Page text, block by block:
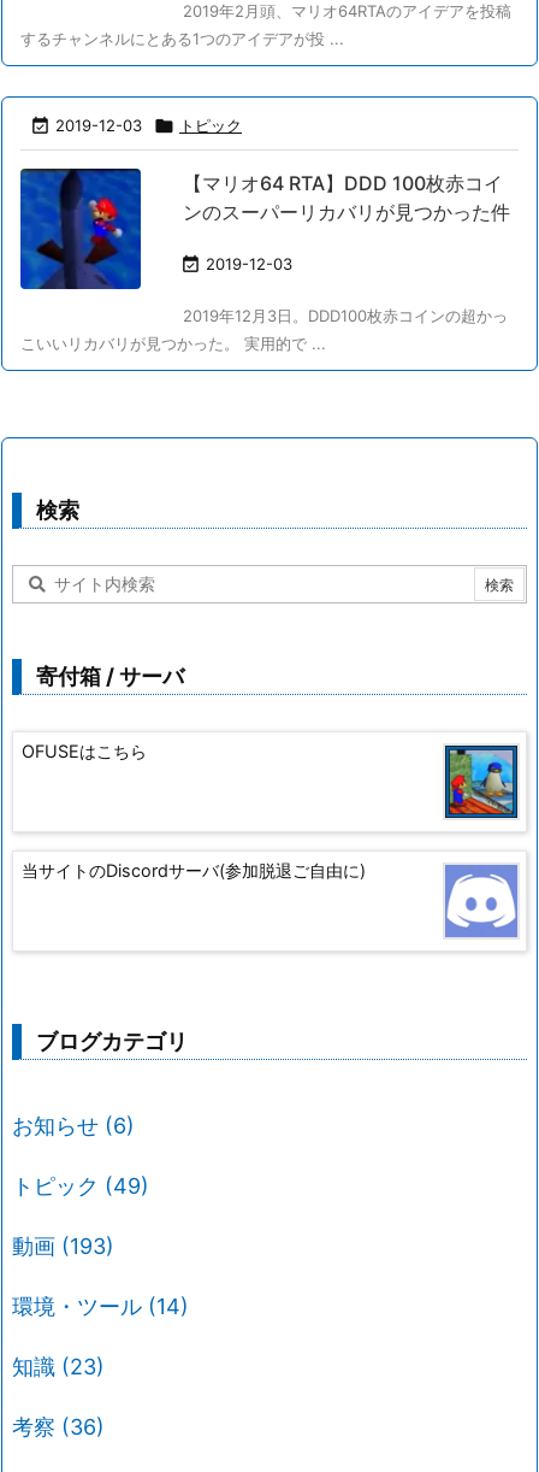
2019年2月頭、マリオ64RTAのアイデアを投稿
するチャンネルにとある1つのアイデアが投 ...
 2019-12-03  トピック
【マリオ64 RTA】DDD 100枚赤コイ
ンのスーパーリカバリが見つかった件
 2019-12-03
2019年12月3日。DDD100枚赤コインの超かっ
こいいリカバリが見つかった。 実用的で ...
検索
寄付箱 / サーバ
OFUSEはこちら
当サイトのDiscordサーバ(参加脱退ご自由に)
ブログカテゴリ
お知らせ (6)
トピック (49)
動画 (193)
環境・ツール (14)
知識 (23)
考察 (36)